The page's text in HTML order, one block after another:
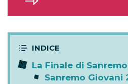
La Finale di
Sanremo Giovani